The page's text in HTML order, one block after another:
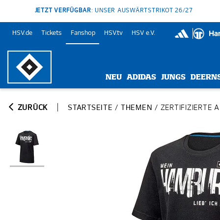
JETZT VERFÜGBAR: UNSER AUSWÄRTSTRIKOT 26/27
HSV.de Tickets Fanshop HSV.tv HSV e.V.
NEU ADIDAS JUNGS
ZURÜCK STARTSEITE / THEMEN / ZERTIFIZIERTE